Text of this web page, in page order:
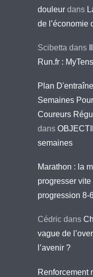
douleur dans
de l’économie
Scibetta dans
Run.fr :
Plan
Semaines
Coureurs
dans
semaines
Marathon : la
progresser vite
progression 8-
Cédric dans
vague de
l’avenir ?
Renforcement